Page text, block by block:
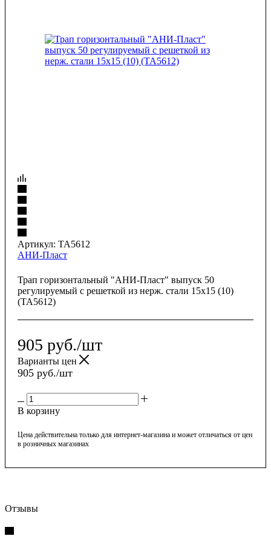
Артикул: TA5612
АНИ-Пласт
Трап горизонтальный "АНИ-Пласт" выпуск 50
регулируемый с решеткой из нерж. стали 15x15 (10)
(TA5612)
905 руб./шт
Варианты цен
905 руб./шт
В корзину
Цена действительна только для интернет-магазина и может отличаться от цен
в розничных магазинах
Отзывы